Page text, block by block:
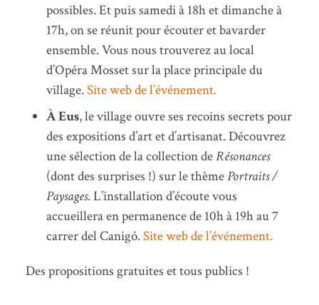
possibles. Et puis samedi à 18h et dimanche à
17h, on se réunit pour écouter et bavarder
ensemble. Vous nous trouverez au local
d’Opéra Mosset sur la place principale du
village.Site web de l’événement.
À Eus, le village ouvre ses recoins secrets pour
des expositions d’art et d’artisanat. Découvrez
une sélection de la collection deRésonances
(dont des surprises !) sur le thèmePortraits /
Paysages. L’installation d’écoute vous
accueillera en permanence de 10h à 19h au 7
carrer del Canigó.Site web de l’événement.
Des propositions gratuites et tous publics !